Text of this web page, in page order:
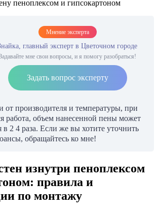
Мнение эксперта
главный эксперт в Цветочном городе
мне свои вопросы, и я помогу разобраться!
Задать вопрос эксперту
от производителя и температуры, при
работа, объем нанесенной пены может
в 2 4 раза. Если же вы хотите уточнить
обращайтесь ко мне!
изнутри пеноплексом
правила и
по монтажу